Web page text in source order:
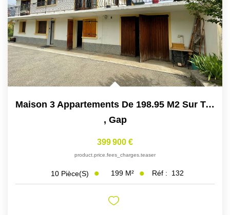
Maison 3 Appartements De 198.95 M2 Sur Terrain 1173 M²
, Gap
399 900 €
product.price.fees_charges.teaser
10 Pièce(s) 199 M² Réf : 132